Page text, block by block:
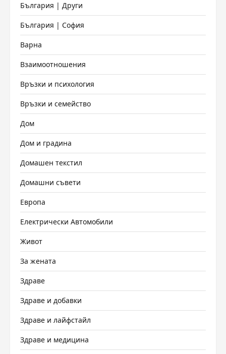
България | Други
България | София
Варна
Взаимоотношения
Връзки и психология
Връзки и семейство
Дом
Дом и градина
Домашен текстил
Домашни съвети
Европа
Електрически Автомобили
Живот
За жената
Здраве
Здраве и добавки
Здраве и лайфстайл
Здраве и медицина